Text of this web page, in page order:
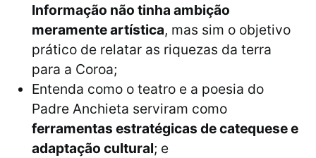
Informação não tinha ambição
meramente artística, mas sim o objetivo
prático de relatar as riquezas da terra
para a Coroa;
Entenda como o teatro e a poesia do
Padre Anchieta serviram como
ferramentas estratégicas de catequese e
adaptação cultural; e